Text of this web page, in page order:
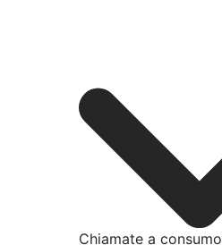
Chiamate a consumo